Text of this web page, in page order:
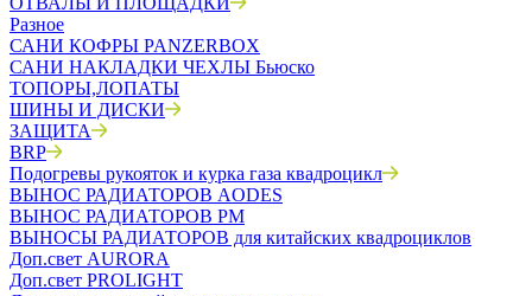
Разное
САНИ КОФРЫ PANZERBOX
САНИ НАКЛАДКИ ЧЕХЛЫ Бьюско
ТОПОРЫ,ЛОПАТЫ
ШИНЫ И ДИСКИ
ЗАЩИТА
BRP
Подогревы рукояток и курка газа квадроцикл
ВЫНОС РАДИАТОРОВ AODES
ВЫНОС РАДИАТОРОВ РМ
ВЫНОСЫ РАДИАТОРОВ для китайских квадроциклов
Доп.свет AURORA
Доп.свет PROLIGHT